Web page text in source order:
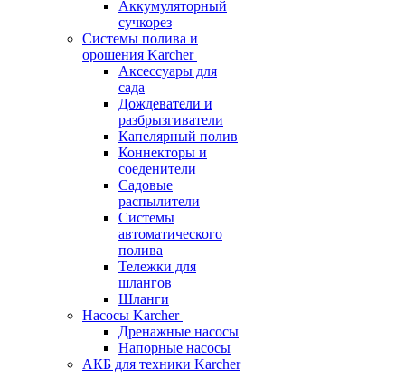
Аккумуляторный
сучкорез
Системы полива и
орошения Karcher
Аксессуары для
сада
Дождеватели и
разбрызгиватели
Капелярный полив
Коннекторы и
соеденители
Садовые
распылители
Системы
автоматического
полива
Тележки для
шлангов
Шланги
Насосы Karcher
Дренажные насосы
Напорные насосы
АКБ для техники Karcher